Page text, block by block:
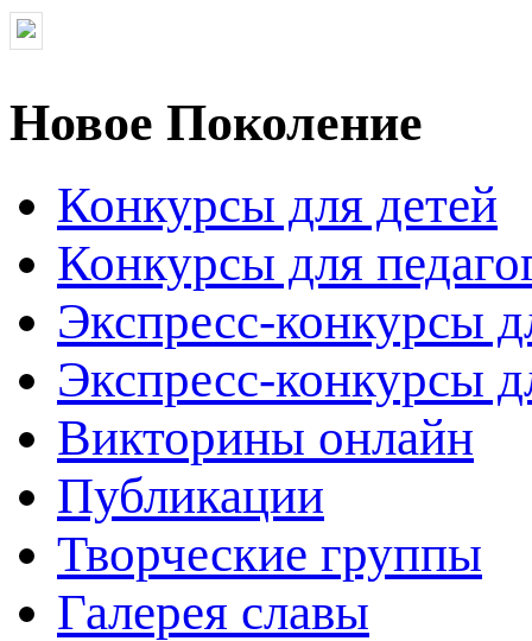
Новое Поколение
Конкурсы для детей
Конкурсы для
Экспресс-конкурсы
Экспресс-конкурсы
Викторины онлайн
Публикации
Творческие группы
Галерея славы